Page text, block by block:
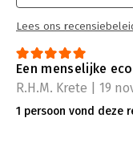
Lees ons
Een menselijke
R.H.M. Krete | 19
1 persoon vond deze